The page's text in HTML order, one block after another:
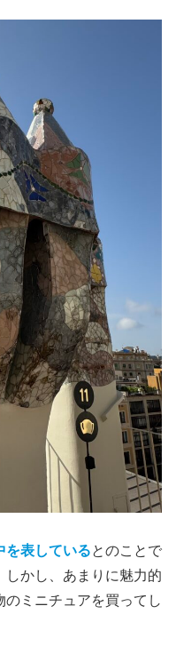
を表しているとのことで
かし、あまりに魅力的
ミニチュアを買ってし